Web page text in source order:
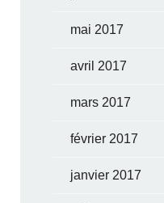
mai 2017
avril 2017
mars 2017
février 2017
janvier 2017